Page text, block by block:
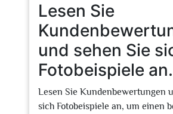
Lesen Sie
und sehen Sie
Fotobeispiele an.
Lesen Sie Kundenbewertungen
sich Fotobeispiele an, um einen